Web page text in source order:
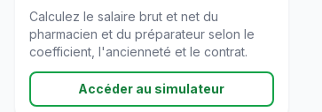
Calculez le salaire brut et net du
pharmacien et du préparateur selon le
coefficient, l'ancienneté et le contrat.
Accéder au simulateur